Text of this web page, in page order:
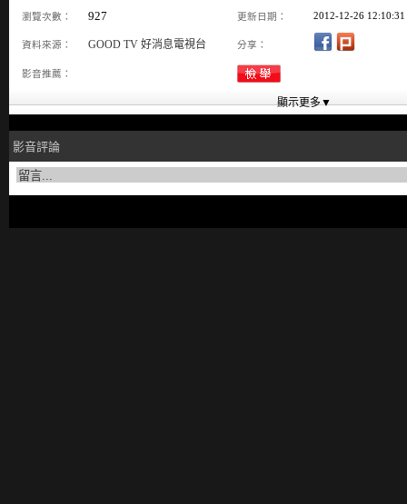
瀏覽次數： 927 更新日期： 2012-12-26 12:10:31
資料來源： GOOD TV 好消息電視台 分享：
影音推薦：
影音評論